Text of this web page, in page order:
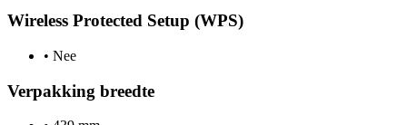
Wireless Protected Setup (WPS)
• Nee
Verpakking breedte